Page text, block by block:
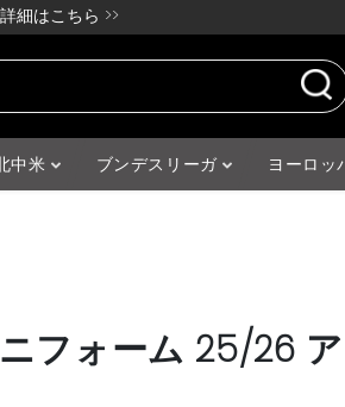
詳細はこちら >>
中米 ブンデスリーガ ヨーロ
フォーム 25/26